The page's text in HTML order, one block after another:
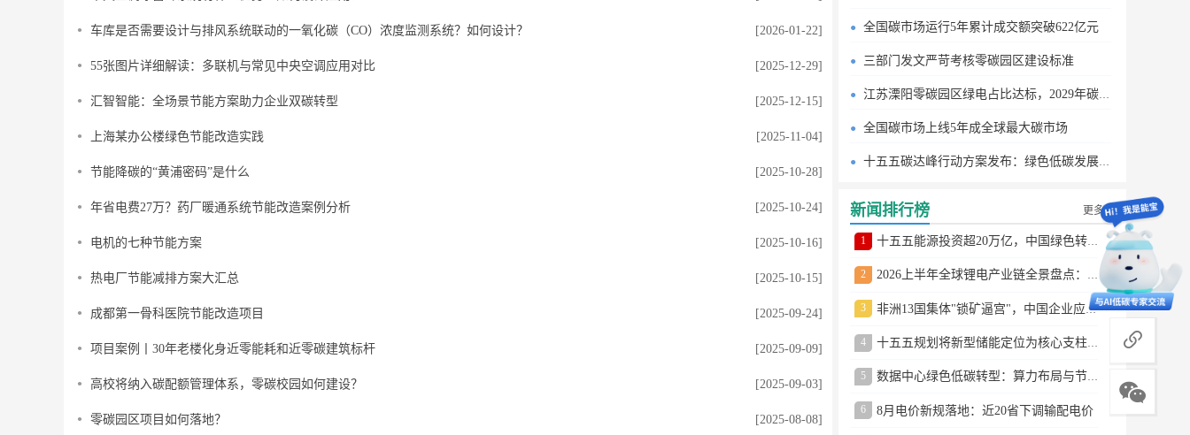
车库是否需要设计与排风系统联动的一氧化碳（CO）浓度监测系统？如何设计？ [2026-01-22]
55张图片详细解读：多联机与常见中央空调应用对比 [2025-12-29]
汇智智能：全场景节能方案助力企业双碳转型 [2025-12-15]
上海某办公楼绿色节能改造实践 [2025-11-04]
节能降碳的“黄浦密码”是什么 [2025-10-28]
年省电费27万？药厂暖通系统节能改造案例分析 [2025-10-24]
电机的七种节能方案 [2025-10-16]
热电厂节能减排方案大汇总 [2025-10-15]
成都第一骨科医院节能改造项目 [2025-09-24]
项目案例丨30年老楼化身近零能耗和近零碳建筑标杆 [2025-09-09]
高校将纳入碳配额管理体系，零碳校园如何建设？ [2025-09-03]
零碳园区项目如何落地？ [2025-08-08]
全国碳市场运行5年累计成交额突破622亿元
三部门发文严苛考核零碳园区建设标准
江苏溧阳零碳园区绿电占比达标，2029年碳排目标明确
全国碳市场上线5年成全球最大碳市场
十五五碳达峰行动方案发布：绿色低碳发展路线图
新闻排行榜 更多
1 十五五能源投资超20万亿，中国绿色转型提速
2 2026上半年全球锂电产业链全景盘点：储能爆发、整车出口高增、材料供需分化
3 非洲13国集体"锁矿逼宫"，中国企业应对方案曝光
4 十五五规划将新型储能定位为核心支柱产业
5 数据中心绿色低碳转型：算力布局与节能技术突破
6 8月电价新规落地：近20省下调输配电价